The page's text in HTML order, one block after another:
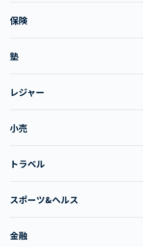
保険
塾
レジャー
小売
トラベル
スポーツ&ヘルス
金融